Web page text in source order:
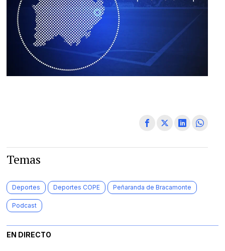
Temas
Deportes Deportes COPE Peñaranda de Bracamonte
Podcast
EN DIRECTO